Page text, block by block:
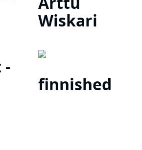
Wiskari
-
finnished